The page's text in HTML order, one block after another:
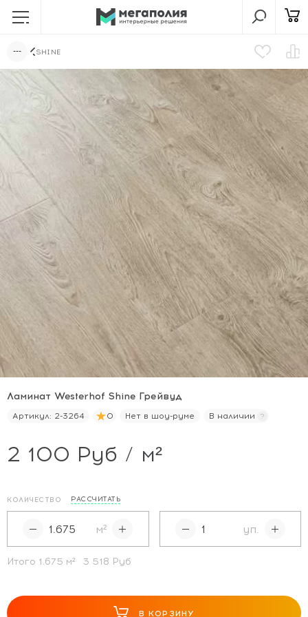
SHINE
Ламинат Westerhof Shine Грейвуд
Артикул: 2-3264 0 Нет в шоу-руме В наличии
2 100 Руб / м²
КОЛИЧЕСТВО РАССЧИТАТЬ
м² уп.
Итого 1.675 м² 3 518 Руб
В КОРЗИНУ